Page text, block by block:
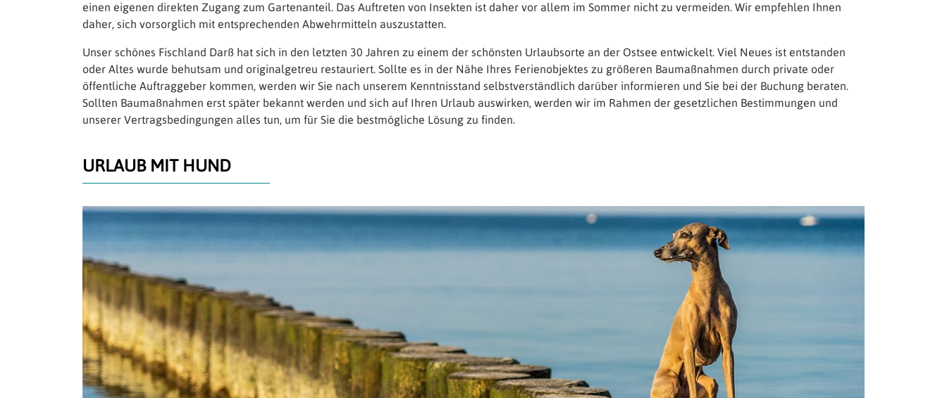
einen eigenen direkten Zugang zum Gartenanteil. Das Auftreten von Insekten ist daher vor allem im Sommer nicht zu vermeiden. Wir empfehlen Ihnen
daher, sich vorsorglich mit entsprechenden Abwehrmitteln auszustatten.
Unser schönes Fischland Darß hat sich in den letzten 30 Jahren zu einem der schönsten Urlaubsorte an der Ostsee entwickelt. Viel Neues ist entstanden
oder Altes wurde behutsam und originalgetreu restauriert. Sollte es in der Nähe Ihres Ferienobjektes zu größeren Baumaßnahmen durch private oder
öffentliche Auftraggeber kommen, werden wir Sie nach unserem Kenntnisstand selbstverständlich darüber informieren und Sie bei der Buchung beraten.
Sollten Baumaßnahmen erst später bekannt werden und sich auf Ihren Urlaub auswirken, werden wir im Rahmen der gesetzlichen Bestimmungen und
unserer Vertragsbedingungen alles tun, um für Sie die bestmögliche Lösung zu finden.
URLAUB MIT HUND